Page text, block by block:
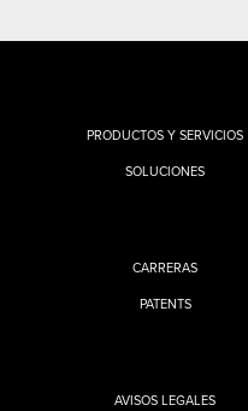
PRODUCTOS Y SERVICIOS
SOLUCIONES
CARRERAS
PATENTS
AVISOS LEGALES